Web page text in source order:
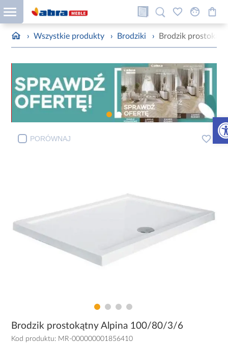
› Wszystkie produkty › Brodziki › Brodzik
PORÓWNAJ
Brodzik prostokątny Alpina 100/80/3/6
Kod produktu: MR-000000001856410